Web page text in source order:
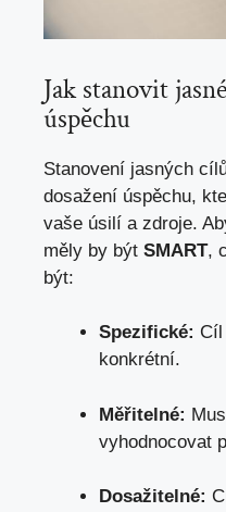
Jak stanovit
úspěchu
Stanovení jasných
dosažení úspěchu,
vaše úsilí a zdroje.
měly by být SMART,
být:
Spezifické: Cíl
konkrétní.
Měřitelné:
vyhodnocovat
Dosažitelné: